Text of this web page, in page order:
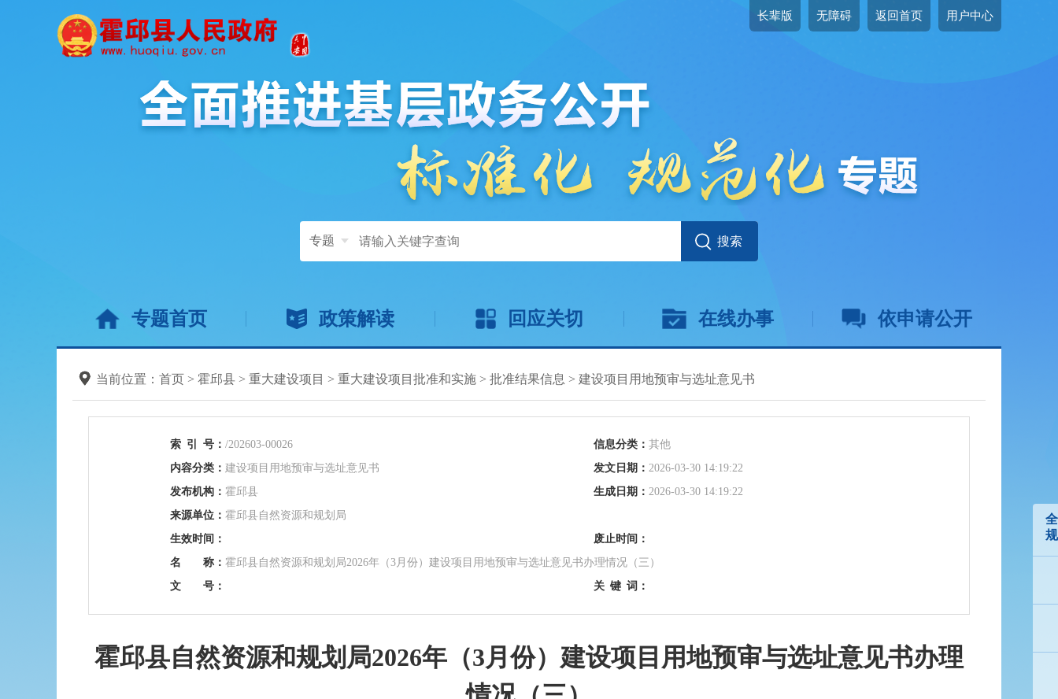
长辈版 无障碍 返回首页 用户中心
专题
专题首页 政策解读 回应关切 在线办事 依申请公开
当前位置： 首页 > 霍邱县 > 重大建设项目 > 重大建设项目批准和实施 > 批准结果信息 > 建设项目用地预审与选址意见书
索 引 号： /202603-00026 信息分类： 其他
内容分类： 建设项目用地预审与选址意见书 发文日期： 2026-03-30 14:19:22
发布机构： 霍邱县 生成日期： 2026-03-30 14:19:22
来源单位： 霍邱县自然资源和规划局
生效时间：
废止时间：
名 称： 霍邱县自然资源和规划局2026年（3月份）建设项目用地预审与选址意见书办理情况（三）
文 号：
关 键 词：
霍邱县自然资源和规划局2026年（3月份）建设项目用地预审与选址意见书办理